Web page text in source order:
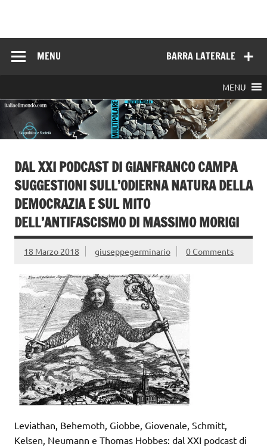
BARRA LATERALE
MENU
MENU
DAL XXI PODCAST DI GIANFRANCO CAMPA
SUGGESTIONI SULL’ODIERNA NATURA DELLA
DEMOCRAZIA E SUL MITO
DELL’ANTIFASCISMO DI MASSIMO MORIGI
18 Marzo 2018 giuseppegerminario 0 Comments
Leviathan, Behemoth, Giobbe, Giovenale, Schmitt,
Kelsen, Neumann e Thomas Hobbes: dal XXI podcast di